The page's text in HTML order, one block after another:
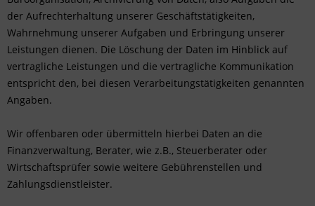
der Aufrechterhaltung unserer Geschäftstätigkeiten,
Wahrnehmung unserer Aufgaben und Erbringung unserer
Leistungen dienen. Die Löschung der Daten im Hinblick auf
vertragliche Leistungen und die vertragliche Kommunikation
entspricht den, bei diesen Verarbeitungstätigkeiten genannten
Angaben.
Wir offenbaren oder übermitteln hierbei Daten an die
Finanzverwaltung, Berater, wie z.B., Steuerberater oder
Wirtschaftsprüfer sowie weitere Gebührenstellen und
Zahlungsdienstleister.